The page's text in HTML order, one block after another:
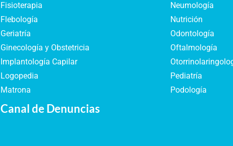
Fisioterapia
Flebología
Geriatría
Ginecología y Obstetricia
Implantología Capilar
Logopedia
Matrona
Neumología
Nutrición
Odontología
Oftalmología
Pediatría
Podología
Canal de Denuncias